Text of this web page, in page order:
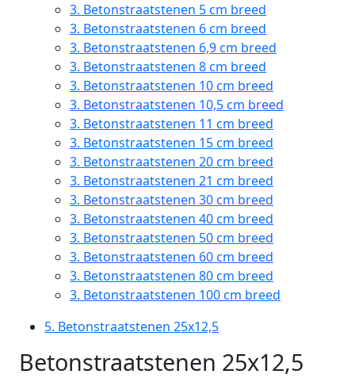
3. Betonstraatstenen 5 cm breed
3. Betonstraatstenen 6 cm breed
3. Betonstraatstenen 6,9 cm breed
3. Betonstraatstenen 8 cm breed
3. Betonstraatstenen 10 cm breed
3. Betonstraatstenen 10,5 cm breed
3. Betonstraatstenen 11 cm breed
3. Betonstraatstenen 15 cm breed
3. Betonstraatstenen 20 cm breed
3. Betonstraatstenen 21 cm breed
3. Betonstraatstenen 30 cm breed
3. Betonstraatstenen 40 cm breed
3. Betonstraatstenen 50 cm breed
3. Betonstraatstenen 60 cm breed
3. Betonstraatstenen 80 cm breed
3. Betonstraatstenen 100 cm breed
5. Betonstraatstenen 25x12,5
Betonstraatstenen 25x12,5